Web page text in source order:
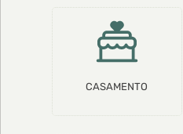
CASAMENTO